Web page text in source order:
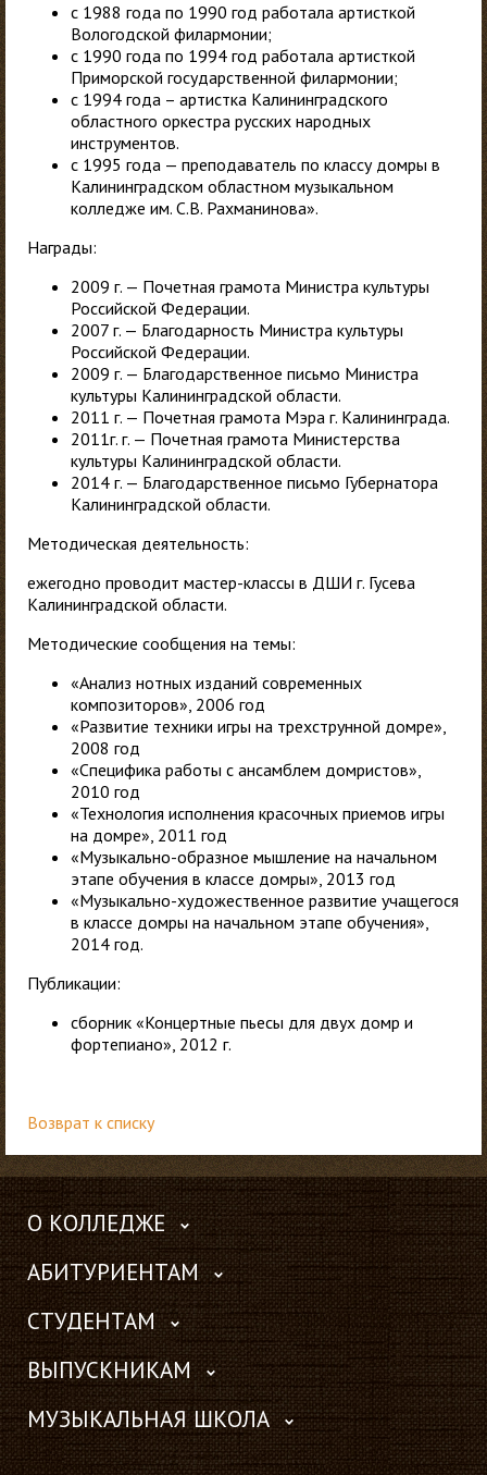
с 1988 года по 1990 год работала артисткой
Вологодской филармонии;
с 1990 года по 1994 год работала артисткой
Приморской государственной филармонии;
с 1994 года – артистка Калининградского
областного оркестра русских народных
инструментов.
с 1995 года — преподаватель по классу домры в
Калининградском областном музыкальном
колледже им. С.В. Рахманинова».
Награды:
2009 г. — Почетная грамота Министра культуры
Российской Федерации.
2007 г. — Благодарность Министра культуры
Российской Федерации.
2009 г. — Благодарственное письмо Министра
культуры Калининградской области.
2011 г. — Почетная грамота Мэра г. Калининграда.
2011г. г. — Почетная грамота Министерства
культуры Калининградской области.
2014 г. — Благодарственное письмо Губернатора
Калининградской области.
Методическая деятельность:
ежегодно проводит мастер-классы в ДШИ г. Гусева
Калининградской области.
Методические сообщения на темы:
«Анализ нотных изданий современных
композиторов», 2006 год
«Развитие техники игры на трехструнной домре»,
2008 год
«Специфика работы с ансамблем домристов»,
2010 год
«Технология исполнения красочных приемов игры
на домре», 2011 год
«Музыкально-образное мышление на начальном
этапе обучения в классе домры», 2013 год
«Музыкально-художественное развитие учащегося
в классе домры на начальном этапе обучения»,
2014 год.
Публикации:
сборник «Концертные пьесы для двух домр и
фортепиано», 2012 г.
Возврат к списку
О КОЛЛЕДЖЕ
АБИТУРИЕНТАМ
СТУДЕНТАМ
ВЫПУСКНИКАМ
МУЗЫКАЛЬНАЯ ШКОЛА